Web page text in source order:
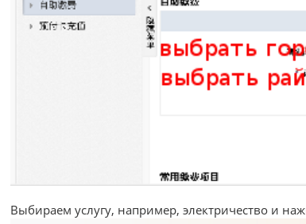
Выбираем услугу, например, электричество и